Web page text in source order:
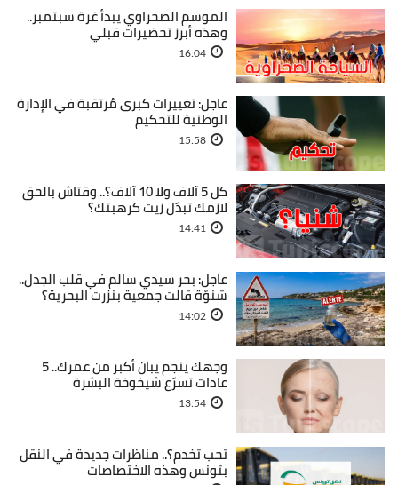
الموسم الصحراوي يبدأ غرة سبتمبر..
وهذه أبرز تحضيرات قبلي
16:04
عاجل: تغييرات كبرى مُرتقبة في الإدارة
الوطنية للتحكيم
15:58
كل 5 آلاف ولا 10 آلاف؟.. وقتاش بالحق
لازمك تبدّل زيت كرهبتك؟
14:41
عاجل: بحر سيدي سالم في قلب الجدل..
شنوّة قالت جمعية بنزرت البحرية؟
14:02
وجهك ينجم يبان أكبر من عمرك.. 5
عادات تسرّع شيخوخة البشرة
13:54
تحب تخدم؟.. مناظرات جديدة في النقل
بتونس وهذه الاختصاصات